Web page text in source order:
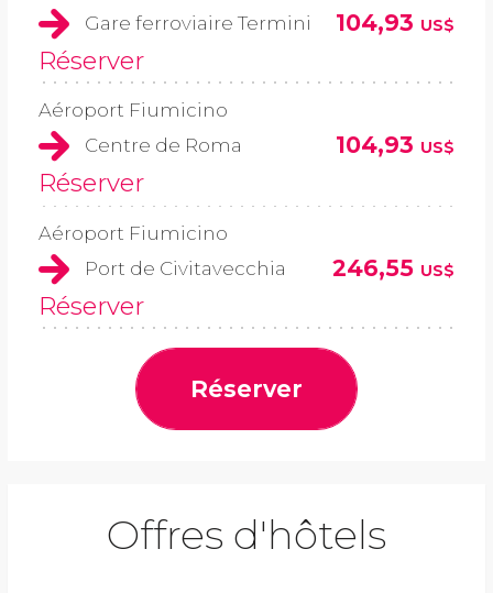
Gare ferroviaire Termini
104,93 US$
Réserver
Aéroport Fiumicino
Centre de Roma
104,93 US$
Réserver
Aéroport Fiumicino
Port de Civitavecchia
246,55 US$
Réserver
Réserver
Offres d'hôtels